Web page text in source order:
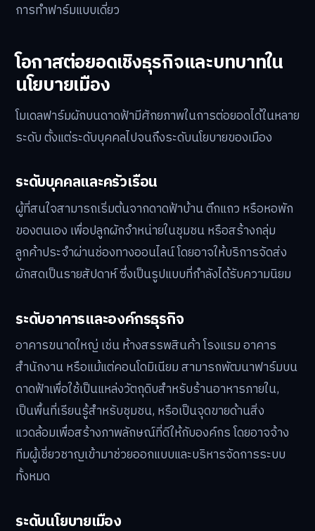
การทำฟาร์มแบบเดี่ยว
โอกาสต่อยอดเชิงธุรกิจและบทบาทใน
นโยบายเมือง
โมเดลฟาร์มผักบนดาดฟ้ามีศักยภาพในการต่อยอดได้ในหลาย
ระดับ ตั้งแต่ระดับบุคคลไปจนถึงระดับนโยบายของเมือง
ระดับบุคคลและครัวเรือน
ผู้ที่สนใจสามารถเริ่มต้นจากดาดฟ้าบ้าน ตึกแถว หรือหอพัก
ของตนเอง เพื่อปลูกผักจำหน่ายในชุมชน หรือสร้างกลุ่ม
ลูกค้าประจำผ่านช่องทางออนไลน์ โดยอาจให้บริการจัดส่ง
ผักสดเป็นรายสัปดาห์ ซึ่งเป็นรูปแบบที่กำลังได้รับความนิยม
ระดับอาคารและองค์กรธุรกิจ
อาคารขนาดใหญ่ เช่น ห้างสรรพสินค้า โรงแรม อาคาร
สำนักงาน หรือแม้แต่คอนโดมิเนียม สามารถพัฒนาฟาร์มบน
ดาดฟ้าเพื่อใช้เป็นแหล่งวัตถุดิบสำหรับร้านอาหารภายใน,
เป็นพื้นที่เรียนรู้สำหรับชุมชน, หรือเป็นจุดขายด้านสิ่ง
แวดล้อมเพื่อสร้างภาพลักษณ์ที่ดีให้กับองค์กร โดยอาจจ้าง
ทีมผู้เชี่ยวชาญเข้ามาช่วยออกแบบและบริหารจัดการระบบ
ทั้งหมด
ระดับนโยบายเมือง